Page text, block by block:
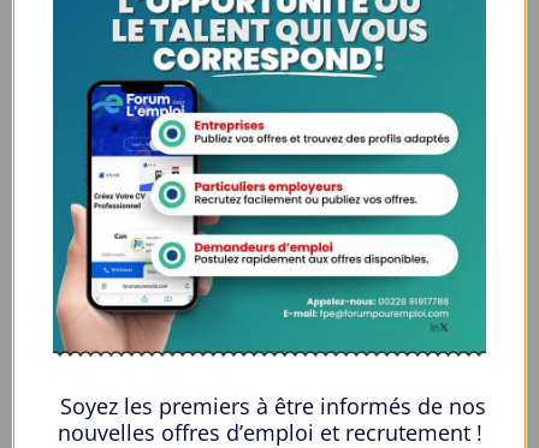
Temps d'expérience
25-30
Qualification Certificat
Langues Japonais
E-mail tertiar1997@gmail.com
Numéro de téléphone 9971447048
Soyez les premiers à être informés de nos
nouvelles offres d’emploi et recrutement !